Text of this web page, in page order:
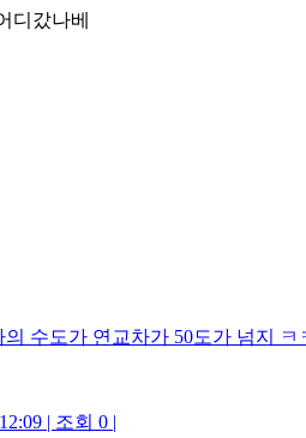
디갔나베
수도가 연교차가 50도가 넘지 ㅋ
| 조회 0 |